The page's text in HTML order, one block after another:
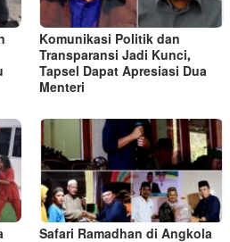
Komunikasi Politik dan
Transparansi Jadi Kunci,
Tapsel Dapat Apresiasi Dua
Menteri
Safari Ramadhan di Angkola